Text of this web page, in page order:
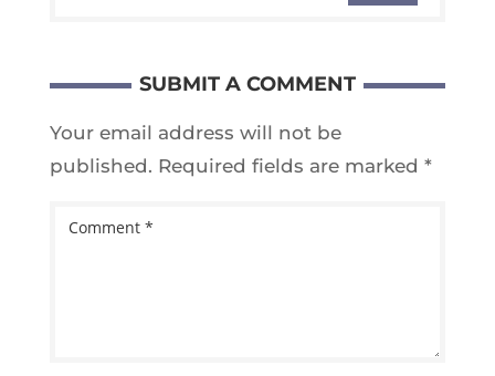
SUBMIT A COMMENT
Your email address will not be
published. Required fields are marked *